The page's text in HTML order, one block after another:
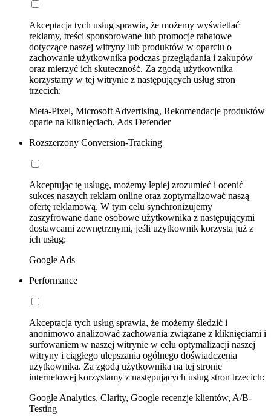
Akceptacja tych usług sprawia, że możemy wyświetlać
reklamy, treści sponsorowane lub promocje rabatowe
dotyczące naszej witryny lub produktów w oparciu o
zachowanie użytkownika podczas przeglądania i zakupów
oraz mierzyć ich skuteczność. Za zgodą użytkownika
korzystamy w tej witrynie z następujących usług stron
trzecich:
Meta-Pixel, Microsoft Advertising, Rekomendacje produktów
oparte na kliknięciach, Ads Defender
Rozszerzony Conversion-Tracking
Akceptując tę usługę, możemy lepiej zrozumieć i ocenić
sukces naszych reklam online oraz zoptymalizować naszą
ofertę reklamową. W tym celu synchronizujemy
zaszyfrowane dane osobowe użytkownika z następującymi
dostawcami zewnętrznymi, jeśli użytkownik korzysta już z
ich usług:
Google Ads
Performance
Akceptacja tych usług sprawia, że możemy śledzić i
anonimowo analizować zachowania związane z kliknięciami i
surfowaniem w naszej witrynie w celu optymalizacji naszej
witryny i ciągłego ulepszania ogólnego doświadczenia
użytkownika. Za zgodą użytkownika na tej stronie
internetowej korzystamy z następujących usług stron trzecich:
Google Analytics, Clarity, Google recenzje klientów, A/B-
Testing